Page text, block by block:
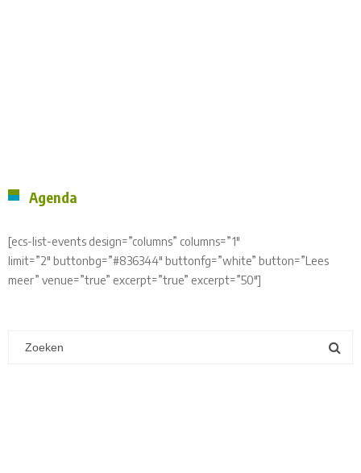
Agenda
[ecs-list-events design=”columns” columns=”1″
limit=”2″ buttonbg=”#836344″ buttonfg=”white” button=”Lees
meer” venue=”true” excerpt=”true” excerpt=”50″]